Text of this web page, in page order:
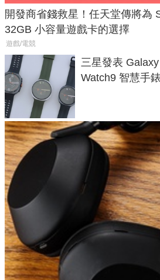
開發商省錢救星！任天堂傳將為
32GB 小容量遊戲卡的選擇
遊戲/電競
三星發表
Watch9 智慧手